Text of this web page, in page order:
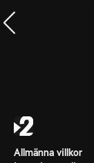
Allmänna villkor